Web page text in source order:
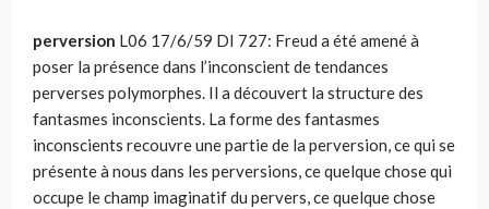
perversion L06 17/6/59 DI 727: Freud a été amené à
poser la présence dans l’inconscient de tendances
perverses polymorphes. Il a découvert la structure des
fantasmes inconscients. La forme des fantasmes
inconscients recouvre une partie de la perversion, ce qui se
présente à nous dans les perversions, ce quelque chose qui
occupe le champ imaginatif du pervers, ce quelque chose